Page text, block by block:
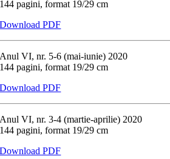
144 pagini, format 19/29 cm
Download PDF
Anul VI, nr. 5-6 (mai-iunie) 2020
144 pagini, format 19/29 cm
Download PDF
Anul VI, nr. 3-4 (martie-aprilie) 2020
144 pagini, format 19/29 cm
Download PDF